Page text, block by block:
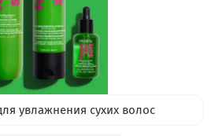
увлажнения сухих волос